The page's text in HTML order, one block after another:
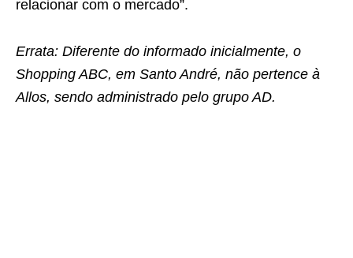
relacionar com o mercado”.
Errata: Diferente do informado inicialmente, o
Shopping ABC, em Santo André, não pertence à
Allos, sendo administrado pelo grupo AD.